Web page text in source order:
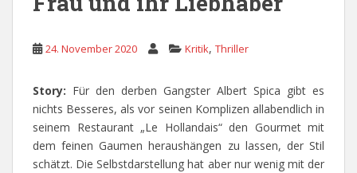
24. November 2020 Kritik, Thriller
Story: Für den derben Gangster Albert Spica gibt es
nichts Besseres, als vor seinen Komplizen allabendlich in
seinem Restaurant „Le Hollandais“ den Gourmet mit
dem feinen Gaumen heraushängen zu lassen, der Stil
schätzt. Die Selbstdarstellung hat aber nur wenig mit der